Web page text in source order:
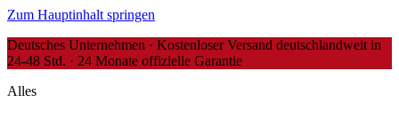
Zum Hauptinhalt springen
Deutsches Unternehmen · Kostenloser Versand deutschlandweit in
24-48 Std. · 24 Monate offizielle Garantie
Alles